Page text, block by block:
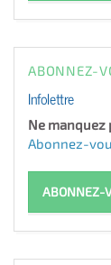
ABONNEZ-
Infolettre
Ne
Abonnez-
ABONNEZ-